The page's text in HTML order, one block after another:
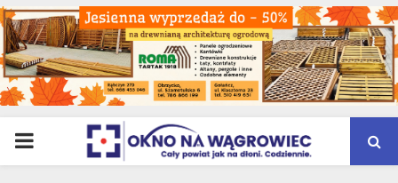
PRIMARY